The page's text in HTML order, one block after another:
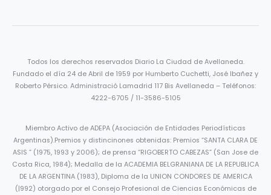
Todos los derechos reservados Diario La Ciudad de Avellaneda.
Fundado el día 24 de Abril de 1959 por Humberto Cuchetti, José Ibañez y
Roberto Pérsico. Administració Lamadrid 117 Bis Avellaneda – Teléfonos:
4222-6705 / 11-3586-5105
Miembro Activo de ADEPA (Asociación de Entidades Periodísticas
Argentinas).Premios y distincinones obtenidas: Premios “SANTA CLARA DE
ASIS ” (1975, 1993 y 2006); de prensa “RIGOBERTO CABEZAS” (San Jose de
Costa Rica, 1984); Medalla de la ACADEMIA BELGRANIANA DE LA REPUBLICA
DE LA ARGENTINA (1983), Diploma de la UNION CONDORES DE AMERICA
(|992) otorgado por el Consejo Profesional de Ciencias Económicas de